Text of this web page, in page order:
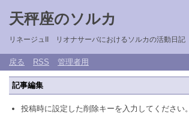
天秤座のソルカ
リネージュII リオナサーバにおけるソルカの活動日記
戻る RSS 管理者用
記事編集
投稿時に設定した削除キーを入力してください。